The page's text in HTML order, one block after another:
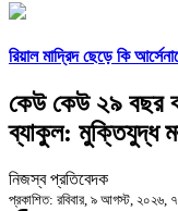
রিয়াল মাদ্রিদ ছেড়ে কি
কেউ কেউ ২৯ বছর
ব্যাকুল: মুক্তিযুদ্ধ
নিজস্ব প্রতিবেদক
প্রকাশিত: রবিবার, ৯ আগস্ট, ২০২৬,